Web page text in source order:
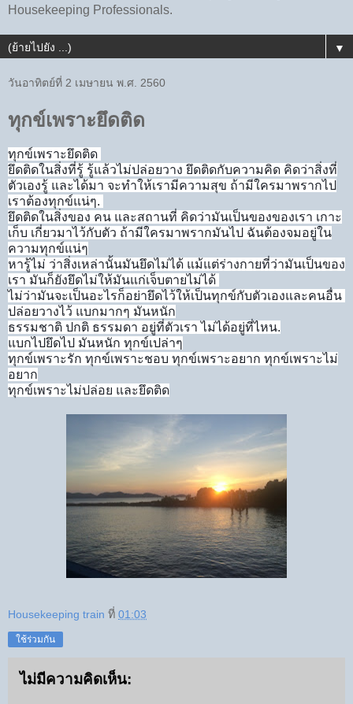
Housekeeping Professionals.
▼
วันอาทิตย์ที่ 2 เมษายน พ.ศ. 2560
ทุกข์เพราะยึดติด
ทุกข์เพราะยึดติด
ยึดติดในสิ่งที่รู้ รู้แล้วไม่ปล่อยวาง ยึดติดกับความคิด คิดว่าสิ่งที่
ตัวเองรู้ และได้มา จะทำให้เรามีความสุข ถ้ามีใครมาพรากไป
เราต้องทุกข์แน่ๆ.
ยึดติดในสิ่งของ คน และสถานที่ คิดว่ามันเป็นของของเรา เกาะ
เก็บ เกี่ยวมาไว้กับตัว ถ้ามีใครมาพรากมันไป ฉันต้องจมอยู่ใน
ความทุกข์แน่ๆ
หารู้ไม่ ว่าสิ่งเหล่านั้นมันยึดไม่ได้ แม้แต่ร่างกายที่ว่ามันเป็นของ
เรา มันก็ยังยึดไม่ให้มันแก่เจ็บตายไม่ได้
ไม่ว่ามันจะเป็นอะไรก็อย่ายึดไว้ให้เป็นทุกข์กับตัวเองและคนอื่น
ปล่อยวางไว้ แบกมากๆ มันหนัก
ธรรมชาติ ปกติ ธรรมดา อยู่ที่ตัวเรา ไม่ได้อยู่ที่ไหน.
แบกไปยึดไป มันหนัก ทุกข์เปล่าๆ
ทุกข์เพราะรัก ทุกข์เพราะชอบ ทุกข์เพราะอยาก ทุกข์เพราะไม่
อยาก
ทุกข์เพราะไม่ปล่อย และยึดติด
Housekeeping train ที่ 01:03
ใช้ร่วมกัน
ไม่มีความคิดเห็น: